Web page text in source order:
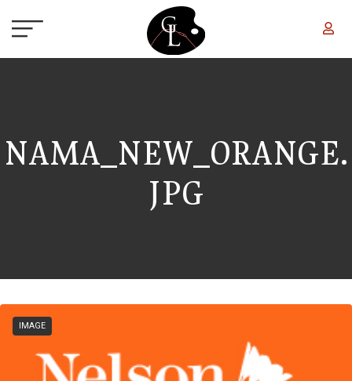
NAMA_NEW_ORANGE.
JPG
IMAGE